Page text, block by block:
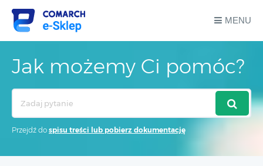
MENU
Jak możemy Ci pomóc?
Przejdź do spisu treści lub pobierz dokumentację